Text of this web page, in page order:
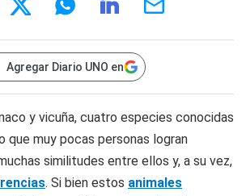
Agregar Diario UNO en
y vicuña, cuatro especies conocidas
que muy pocas personas logran
similitudes entre ellos y, a su vez,
. Si bien estos animales